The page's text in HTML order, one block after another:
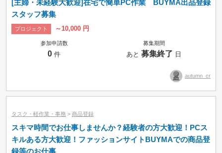
[主婦・未経験大歓迎]在宅で簡単PC作業 BUYMA出品登録
スタッフ募集
プロジェクト ～10,000 円
参加申請数
0 件
募集期間
あと募集終了 日
autumn_cr
タスク・軽作業・事務 > 商品登録
スキマ時間でお仕事しませんか？経験者の方大歓迎！PCス
キルある方大歓迎！ファッションサイトBUYMAでの商品登